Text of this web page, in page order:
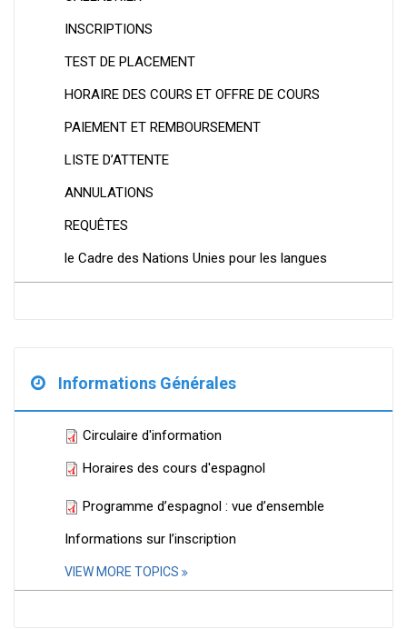
INSCRIPTIONS
TEST DE PLACEMENT
HORAIRE DES COURS ET OFFRE DE COURS
PAIEMENT ET REMBOURSEMENT
LISTE D’ATTENTE
ANNULATIONS
REQUÊTES
le Cadre des Nations Unies pour les langues
Informations Générales
LANGUAGECOURSES_FR.PDF
Circulaire d'information
Horaires des cours d'espagnol
SPANISH PROGRAMME
OVERVIEW.PDF
Programme d’espagnol : vue d’ensemble
Informations sur l’inscription
VIEW MORE TOPICS